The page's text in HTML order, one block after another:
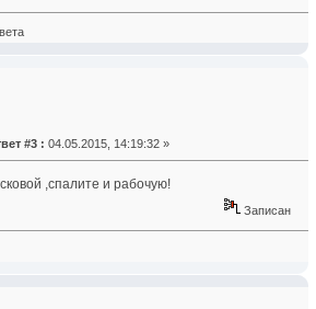
#3 : 04.05.2015, 14:19:32 »
,спалите и рабочую!
Записан